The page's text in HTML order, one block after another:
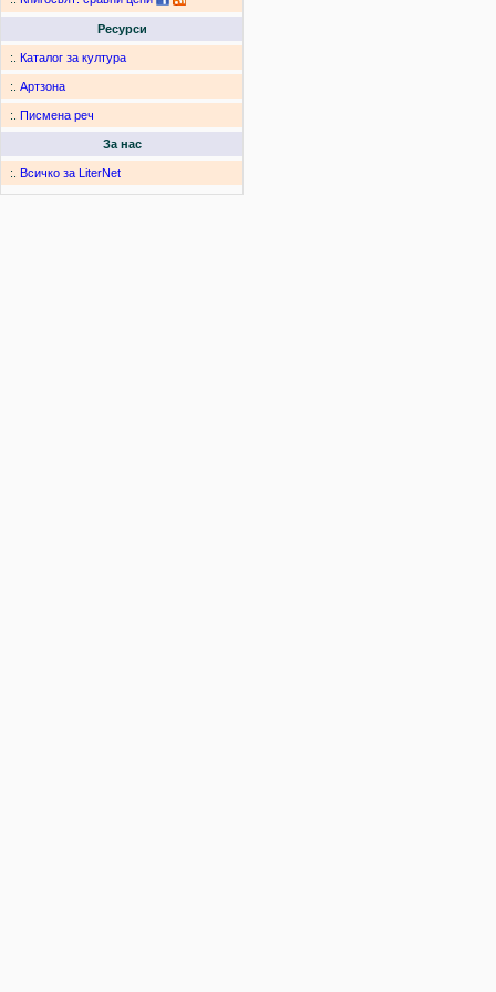
Ресурси
:. Каталог за култура
:. Артзона
:. Писмена реч
За нас
:. Всичко за LiterNet